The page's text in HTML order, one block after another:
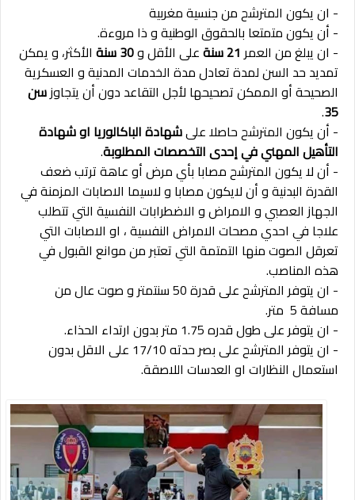
- ان يكون المترشح من جنسية مغربية
- أن يكون متمتعا بالحقوق الوطنية و ذا مروءة.
- ان يبلغ من العمر21 سنة على الأقل و
الأكثر، و يمكن
تمديد حد السن لمدة تعادل مدة الخدمات المدنية و العسكرية
الصحيحة أو الممكن تصحيحها لأجل التقاعد دون أن يتجاوزسن
35
.
- أن يكون المترشح حاصلا علىشهادة الباكالوريا او شهادة
التأهيل المهني في إحدى التخصصات المطلوبة.
- أن لا يكون المترشح مصابا بأي مرض أو عاهة ترتب ضعف
القدرة البدنية و أن لايكون مصابا و لاسيما الاصابات المزمنة في
الجهاز العصبي و الامراض و الاضطرابات النفسية التي تتطلب
علاجا في احدي مصحات الامراض النفسية ، او الاصابات التي
تعرقل الصوت منها التمتمة التي تعتبر من موانع القبول في
هذه المناصب.
- ان يتوفر المترشح على قدرة 50 سنتمتر و صوت عال من
مسافة 5 متر.
- ان يتوفر على طول قدره 1.75 متر بدون ارتداء الحذاء.
- ان يتوفر المترشح على بصر حدته 17/10 على الاقل بدون
استعمال النظارات او العدسات اللاصقة.